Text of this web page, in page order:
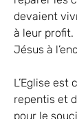
devaient
à leur profit.
Jésus à
L’Eglise est
repentis et
pour le